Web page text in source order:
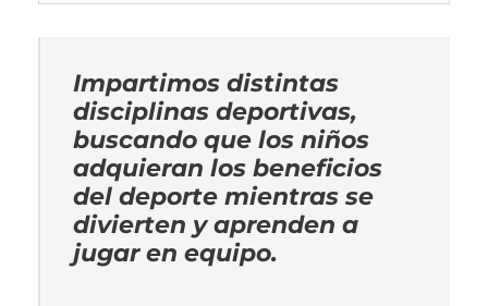
Impartimos distintas
disciplinas deportivas,
buscando que los niños
adquieran los beneficios
del deporte mientras se
divierten y aprenden a
jugar en equipo.